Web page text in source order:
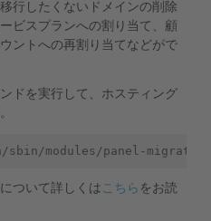
行したくないドメインの削除
ビスプランへの割り当て、顧
ントへの再割り当てなどがで
ドを実行して、ホスティング
sbin/modules/panel-
ついて詳しくは こちら をお読